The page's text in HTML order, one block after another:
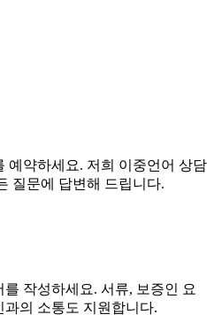
예약하세요. 저희 이중언어 상담
질문에 답변해 드립니다.
작성하세요. 서류, 보증인 요
의 소통도 지원합니다.